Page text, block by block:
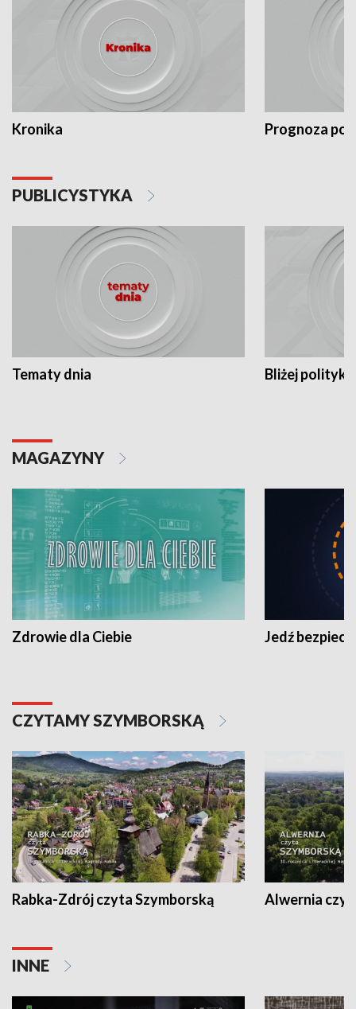
Kronika Prognoza
PUBLICYSTYKA
Tematy dnia Bliżej polityki
MAGAZYNY
Zdrowie dla Ciebie Jedź
CZYTAMY SZYMBORSKĄ
Rabka-Zdrój czyta Szymborską Alwernia
INNE